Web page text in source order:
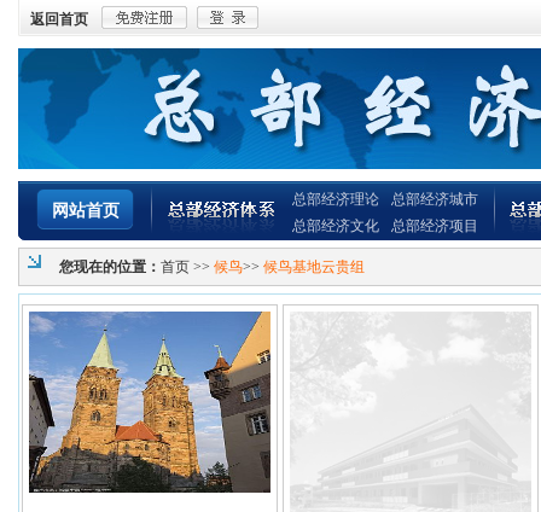
返回首页
网站首页
总部经济理论
总部经济文化
总部经济城市
总部经济项目
您现在的位置： 首页 >> 候鸟>> 候鸟基地云贵组